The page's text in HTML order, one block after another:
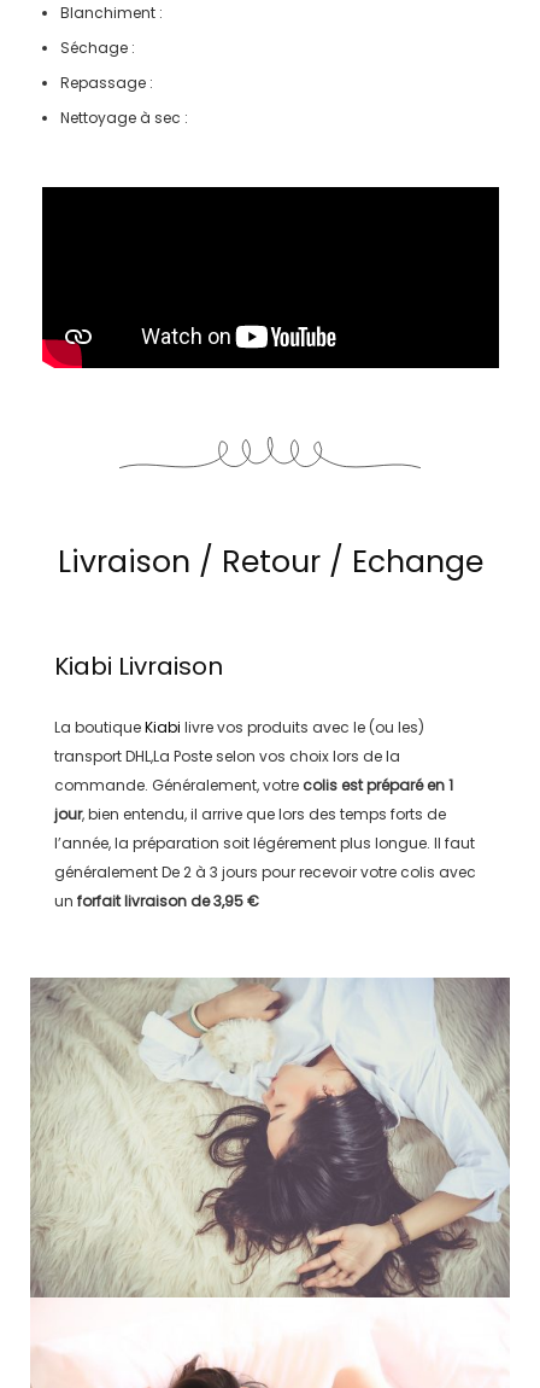
Blanchiment :
Séchage :
Repassage :
Nettoyage à sec :
Livraison / Retour / Echange
Kiabi Livraison
La boutiqueKiabi livre vos produits avec le (ou les)
transportDHL,La Posteselon vos choix lors de la
commande. Généralement, votre colis est préparé en1
jour, bien entendu, il arrive que lors des temps forts de
l’année, la préparation soit légérement plus longue. Il faut
généralementDe 2 à 3 jours pour recevoir votre colis avec
un forfait livraison de3,95 €